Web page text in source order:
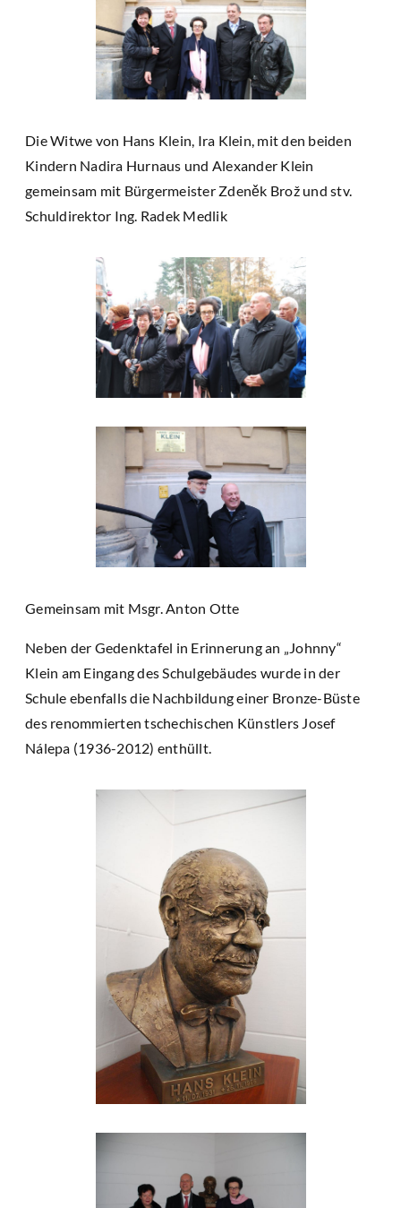
Die Witwe von Hans Klein, Ira Klein, mit den beiden
Kindern Nadira Hurnaus und Alexander Klein
gemeinsam mit Bürgermeister Zdeněk Brož und stv.
Schuldirektor Ing. Radek Medlik
Gemeinsam mit Msgr. Anton Otte
Neben der Gedenktafel in Erinnerung an „Johnny“
Klein am Eingang des Schulgebäudes wurde in der
Schule ebenfalls die Nachbildung einer Bronze-Büste
des renommierten tschechischen Künstlers Josef
Nálepa (1936-2012) enthüllt.